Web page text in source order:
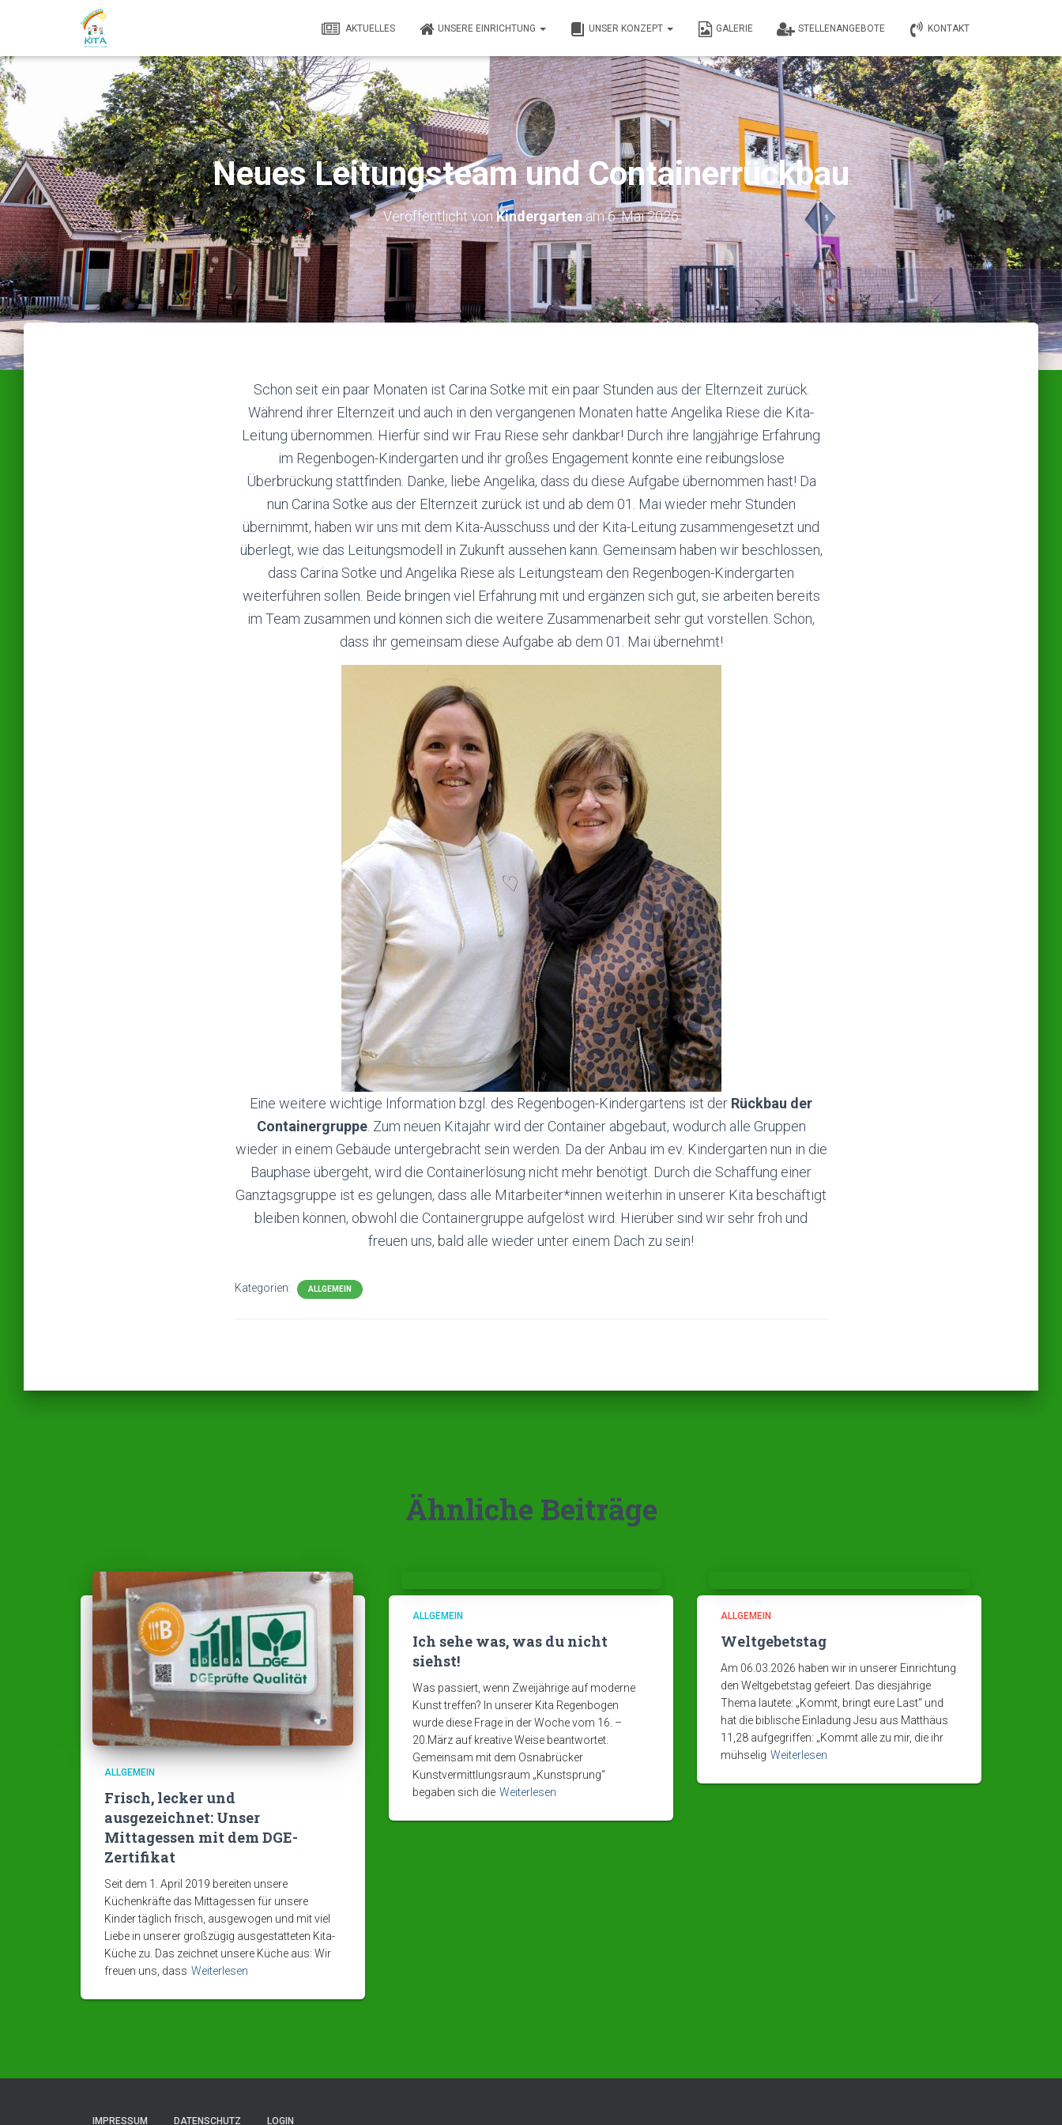
AKTUELLES UNSERE EINRICHTUNG UNSER KONZEPT GALERIE STELLENANGEBOTE KONTAKT
Neues Leitungsteam und Containerrückbau
Veröffentlicht vonKindergartenam6. Mai 2026
Schon seit ein paar Monaten ist Carina Sotke mit ein paar Stunden aus der Elternzeit zurück.
Während ihrer Elternzeit und auch in den vergangenen Monaten hatte Angelika Riese die Kita-
Leitung übernommen. Hierfür sind wir Frau Riese sehr dankbar! Durch ihre langjährige Erfahrung
im Regenbogen-Kindergarten und ihr großes Engagement konnte eine reibungslose
Überbrückung stattfinden. Danke, liebe Angelika, dass du diese Aufgabe übernommen hast! Da
nun Carina Sotke aus der Elternzeit zurück ist und ab dem 01. Mai wieder mehr Stunden
übernimmt, haben wir uns mit dem Kita-Ausschuss und der Kita-Leitung zusammengesetzt und
überlegt, wie das Leitungsmodell in Zukunft aussehen kann. Gemeinsam haben wir beschlossen,
dass Carina Sotke und Angelika Riese als Leitungsteam den Regenbogen-Kindergarten
weiterführen sollen. Beide bringen viel Erfahrung mit und ergänzen sich gut, sie arbeiten bereits
im Team zusammen und können sich die weitere Zusammenarbeit sehr gut vorstellen. Schön,
dass ihr gemeinsam diese Aufgabe ab dem 01. Mai übernehmt!
Eine weitere wichtige Information bzgl. des Regenbogen-Kindergartens ist der Rückbau der
Containergruppe. Zum neuen Kitajahr wird der Container abgebaut, wodurch alle Gruppen
wieder in einem Gebäude untergebracht sein werden. Da der Anbau im ev. Kindergarten nun in die
Bauphase übergeht, wird die Containerlösung nicht mehr benötigt. Durch die Schaffung einer
Ganztagsgruppe ist es gelungen, dass alle Mitarbeiter*innen weiterhin in unserer Kita beschäftigt
bleiben können, obwohl die Containergruppe aufgelöst wird. Hierüber sind wir sehr froh und
freuen uns, bald alle wieder unter einem Dach zu sein!
Kategorien: ALLGEMEIN
Ähnliche Beiträge
ALLGEMEIN
Frisch, lecker und
ausgezeichnet: Unser
Mittagessen mit dem DGE-
Zertifikat
Seit dem 1. April 2019 bereiten unsere
Küchenkräfte das Mittagessen für unsere
Kinder täglich frisch, ausgewogen und mit viel
Liebe in unserer großzügig ausgestatteten Kita-
Küche zu. Das zeichnet unsere Küche aus: Wir
freuen uns, dass Weiterlesen
ALLGEMEIN
Ich sehe was, was du nicht
siehst!
Was passiert, wenn Zweijährige auf moderne
Kunst treffen? In unserer Kita Regenbogen
wurde diese Frage in der Woche vom 16. –
20.März auf kreative Weise beantwortet.
Gemeinsam mit dem Osnabrücker
Kunstvermittlungsraum „Kunstsprung“
begaben sich die Weiterlesen
ALLGEMEIN
Weltgebetstag
Am 06.03.2026 haben wir in unserer Einrichtung
den Weltgebetstag gefeiert. Das diesjährige
Thema lautete: „Kommt, bringt eure Last“ und
hat die biblische Einladung Jesu aus Matthäus
11,28 aufgegriffen: „Kommt alle zu mir, die ihr
mühselig Weiterlesen
IMPRESSUM DATENSCHUTZ LOGIN